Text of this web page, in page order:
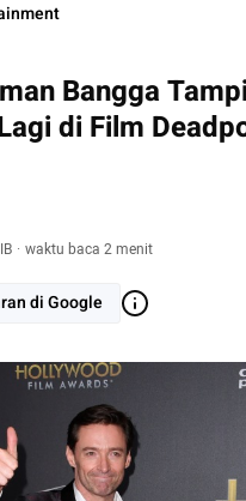
Bangga
di Film
· waktu baca 2 menit
di Google